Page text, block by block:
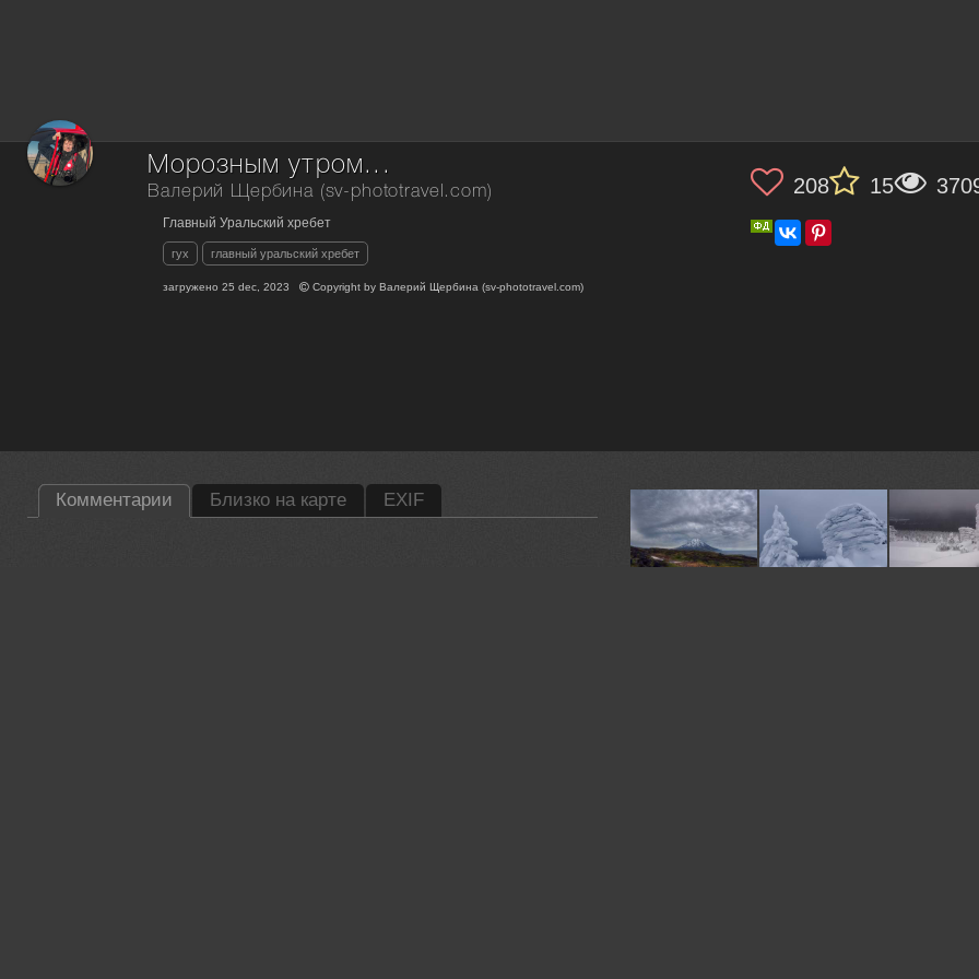
Морозным утром...
Валерий Щербина (sv-phototravel.com)
Главный Уральский хребет
гух главный уральский хребет
загружено25 dec, 2023 Copyright byВалерий Щербина (sv-phototravel.com)
208 15
Комментарии Близко на карте EXIF